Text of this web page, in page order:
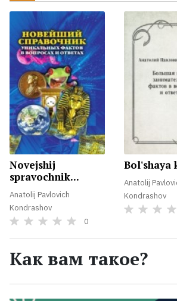
Экранизации
Коллекции
Novejshij
spravochnik...
Anatolij Pavlovich
Kondrashov
0
Bol'shaya
Anatolij
Kondrashov
Как вам такое?